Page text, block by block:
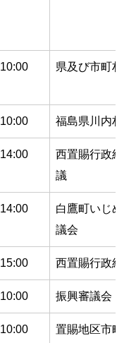
10:00 県及び市町村
10:00 福島県川内村
14:00
西置賜行政組
議
14:00
白鷹町いじめ
議会
15:00 西置賜行政組
10:00 振興審議会
10:00
置賜地区市町